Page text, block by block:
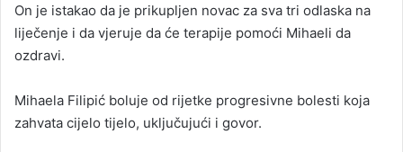
On je istakao da je prikupljen novac za sva tri odlaska na
liječenje i da vjeruje da će terapije pomoći Mihaeli da
ozdravi.
Mihaela Filipić boluje od rijetke progresivne bolesti koja
zahvata cijelo tijelo, uključujući i govor.